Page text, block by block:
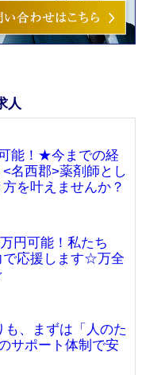
人
能！★今までの経
名西郡>薬剤師とし
を叶えませんか？
円可能！私たち
で応援します☆万全
、まずは「人のた
サポート体制で安